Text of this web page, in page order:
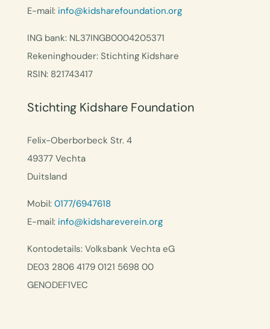
E-mail: info@kidsharefoundation.org
ING bank: NL37INGB0004205371
Rekeninghouder: Stichting Kidshare
RSIN: 821743417
Stichting Kidshare Foundation
Felix-Oberborbeck Str. 4
49377 Vechta
Duitsland
Mobil: 0177/6947618
E-mail: info@kidshareverein.org
Kontodetails: Volksbank Vechta eG
DE03 2806 4179 0121 5698 00
GENODEF1VEC